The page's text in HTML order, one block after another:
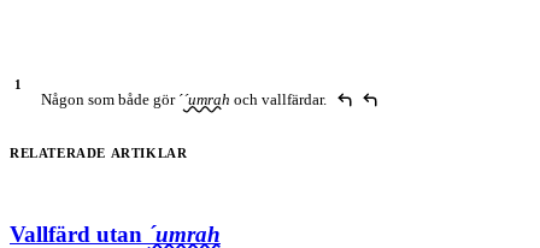
Någon som både gör ´´umrah och vallfärdar.
Relaterade artiklar
Vallfärd utan ´umrah